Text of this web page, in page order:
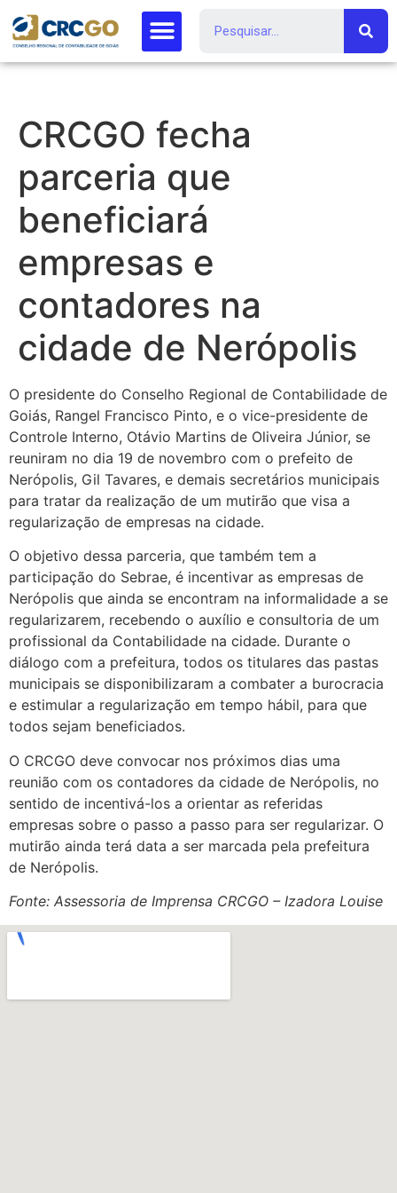
CRCGO fecha
parceria que
beneficiará
empresas e
contadores na
cidade de Nerópolis
O presidente do Conselho Regional de Contabilidade de
Goiás, Rangel Francisco Pinto, e o vice-presidente de
Controle Interno, Otávio Martins de Oliveira Júnior, se
reuniram no dia 19 de novembro com o prefeito de
Nerópolis, Gil Tavares, e demais secretários municipais
para tratar da realização de um mutirão que visa a
regularização de empresas na cidade.
O objetivo dessa parceria, que também tem a
participação do Sebrae, é incentivar as empresas de
Nerópolis que ainda se encontram na informalidade a se
regularizarem, recebendo o auxílio e consultoria de um
profissional da Contabilidade na cidade. Durante o
diálogo com a prefeitura, todos os titulares das pastas
municipais se disponibilizaram a combater a burocracia
e estimular a regularização em tempo hábil, para que
todos sejam beneficiados.
O CRCGO deve convocar nos próximos dias uma
reunião com os contadores da cidade de Nerópolis, no
sentido de incentivá-los a orientar as referidas
empresas sobre o passo a passo para ser regularizar. O
mutirão ainda terá data a ser marcada pela prefeitura
de Nerópolis.
Fonte: Assessoria de Imprensa CRCGO – Izadora Louise